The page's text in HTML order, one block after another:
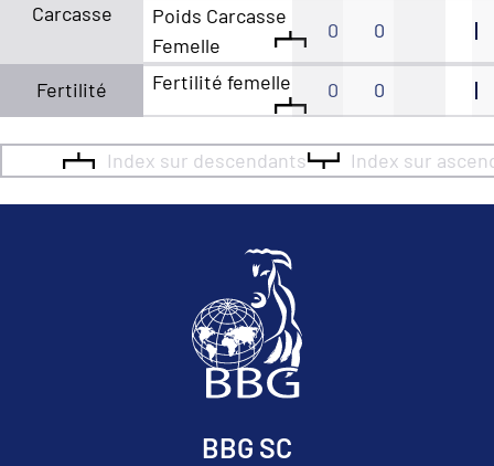
Carcasse
Poids Carcasse
Femelle
0 0
Fertilité Fertilité femelle 0 0
Index sur descendants Index sur
BBG SC